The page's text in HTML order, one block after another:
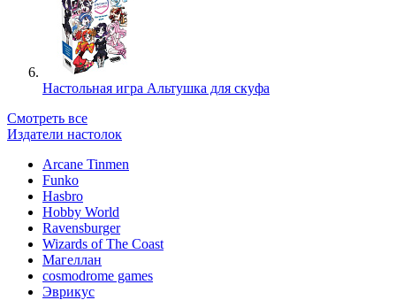
Настольная игра Альтушка для скуфа
Смотреть все
Издатели настолок
Arcane Tinmen
Funko
Hasbro
Hobby World
Ravensburger
Wizards of The Coast
Магеллан
сosmodrome games
Эврикус